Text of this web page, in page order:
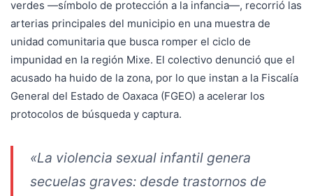
verdes —símbolo de protección a la infancia—, recorrió las
arterias principales del municipio en una muestra de
unidad comunitaria que busca romper el ciclo de
impunidad en la región Mixe. El colectivo denunció que el
acusado ha huido de la zona, por lo que instan a la Fiscalía
General del Estado de Oaxaca (FGEO) a acelerar los
protocolos de búsqueda y captura.
«La violencia sexual infantil genera
secuelas graves: desde trastornos de